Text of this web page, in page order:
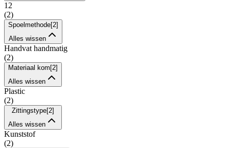
12
(2)
Spoelmethode[2]
Alles wissen
Handvat handmatig
(2)
Materiaal kom [2]
Alles wissen
Plastic
(2)
Zittingstype[2]
Alles wissen
Kunststof
(2)